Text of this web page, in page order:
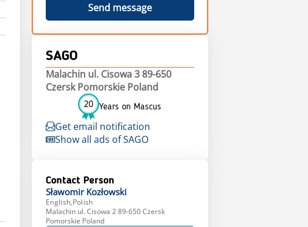
Send message
SAGO
Malachin ul. Cisowa 3 89-650
Czersk Pomorskie Poland
20 Years on Mascus
Get email notification
Show all ads of SAGO
Contact Person
Sławomir Kozłowski
English,Polish
Malachin ul. Cisowa 2 89-650 Czersk
Pomorskie Poland